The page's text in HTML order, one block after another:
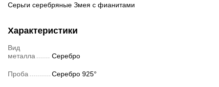
Серьги серебряные Змея с фианитами
Характеристики
Вид
металла
Серебро
Проба Серебро 925°